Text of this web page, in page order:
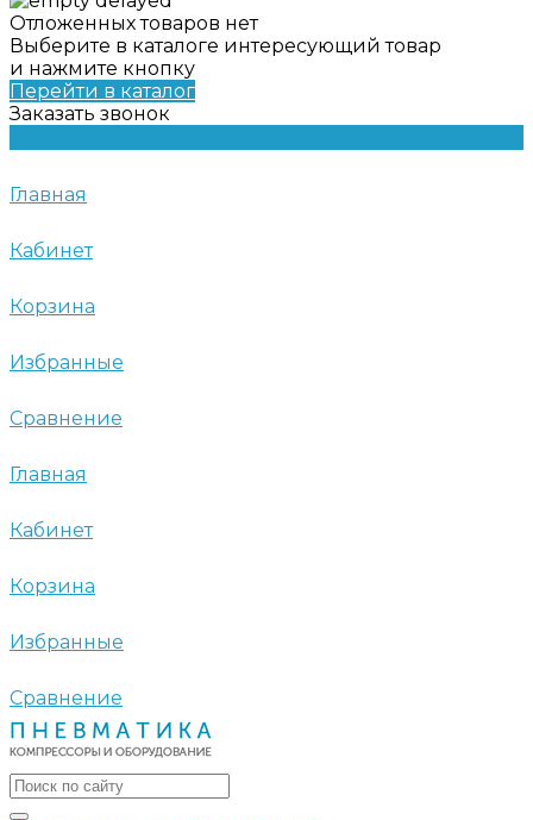
Отложенных товаров нет
Выберите в каталоге интересующий товар
и нажмите кнопку
Перейти в каталог
Заказать звонок
Главная
Кабинет
Корзина
Избранные
Сравнение
Главная
Кабинет
Корзина
Избранные
Сравнение